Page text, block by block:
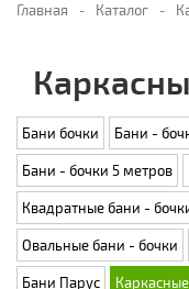
Главная Каталог
Бани бочки Бани -
Бани - бочки 5 метров
Квадратные бани -
Овальные бани - бочки
Бани Парус